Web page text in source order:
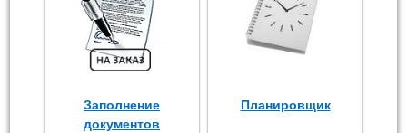
Заполнение
документов
Планировщик